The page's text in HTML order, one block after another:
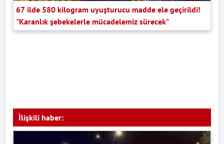
67 ilde 580 kilogram uyuşturucu madde ele geçirildi!
"Karanlık şebekelerle mücadelemiz sürecek"
İlişkili haber: